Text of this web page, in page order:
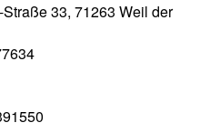
33, 71263 Weil der